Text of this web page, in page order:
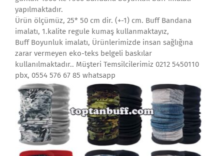
yapılmaktadır.
Ürün ölçümüz, 25* 50 cm dir. (+-1) cm. Buff Bandana
imalatı, 1.kalite regule kumaş kullanmaktayız,
Buff Boyunluk imalatı, Ürünlerimizde insan sağlığına
zarar vermeyen eko-teks belgeli baskılar
kullanılmaktadır.. Müşteri Temsilcilerimiz 0212 5450110
pbx, 0554 576 67 85 whatsapp